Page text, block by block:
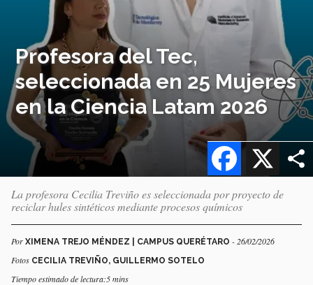
Profesora del Tec,
seleccionada en 25 Mujeres
en la Ciencia Latam 2026
X
Facebook
La profesora Cecilia Treviño es seleccionada por proyecto de
reciclar hules sintéticos mediante procesos químicos
Por XIMENA TREJO MÉNDEZ | CAMPUS QUERÉTARO - 26/02/2026
Fotos CECILIA TREVIÑO, GUILLERMO SOTELO
Tiempo estimado de lectura:5 mins